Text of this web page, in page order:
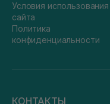
Условия использования
сайта
Политика
конфиденциальности
КОНТАКТЫ